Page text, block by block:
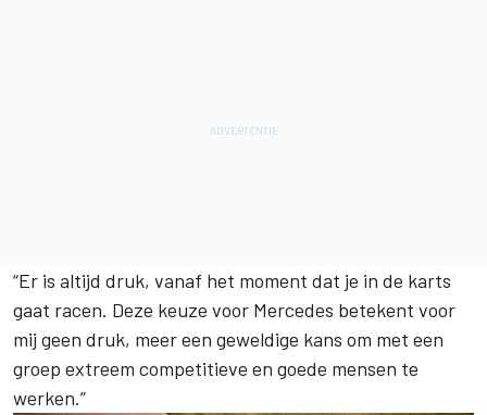
“Er is altijd druk, vanaf het moment dat je in de karts
gaat racen. Deze keuze voor Mercedes betekent voor
mij geen druk, meer een geweldige kans om met een
groep extreem competitieve en goede mensen te
werken.”